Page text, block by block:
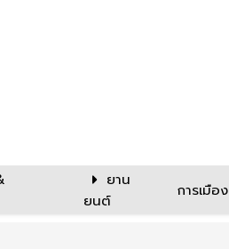
ยาน
ยนต์
การเมือง